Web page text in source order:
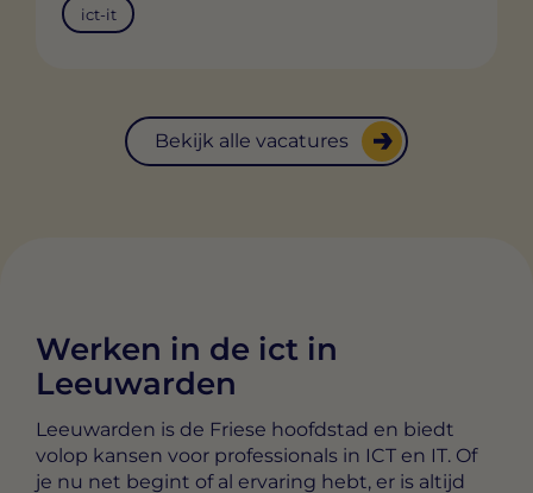
ict-it
Bekijk alle vacatures
Werken in de ict in
Leeuwarden
Leeuwarden is de Friese hoofdstad en biedt
volop kansen voor professionals in ICT en IT. Of
je nu net begint of al ervaring hebt, er is altijd